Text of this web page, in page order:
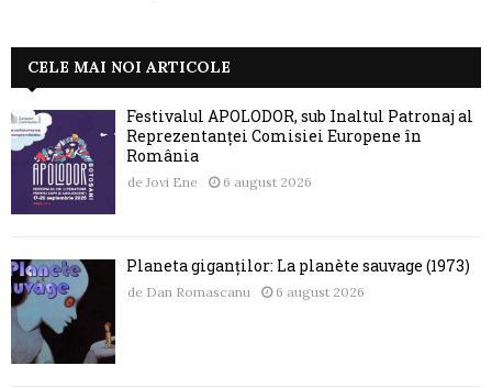
CELE MAI NOI ARTICOLE
Festivalul APOLODOR, sub Înaltul Patronaj al
Reprezentanței Comisiei Europene în
România
de Jovi Ene 6 august 2026
Planeta giganților: La planète sauvage (1973)
de Dan Romascanu 6 august 2026